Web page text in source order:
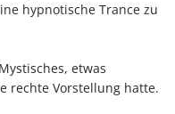
hypnotische Trance zu
etwas
rechte Vorstellung hatte.